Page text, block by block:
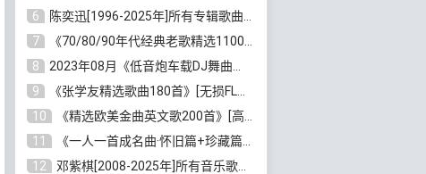
6
陈奕迅[1996-2025年]所有专辑歌曲合集[无损FLAC/MP3/48.18GB]百度云网盘下载
7
《70/80/90年代经典老歌精选1100首》[高品质MP3/320K/10GB]百度云网盘下载
8
2023年08月《低音炮车载DJ舞曲排行360首》劲爆歌曲合集[高品质MP3/320K/2.86GB]百度云网盘下载
9
《张学友精选歌曲180首》[无损FLAC/MP3/6.26GB]百度云网盘下载
10
《精选欧美金曲英文歌200首》[高品质MP3/320K/1.81GB]百度云网盘下载
11
《一人一首成名曲·怀旧篇+珍藏篇4CD》[无损WAV/DTS+高品质MP3/6.88GB]百度云网盘下载
12
邓紫棋[2008-2025年]所有音乐歌曲合集[无损FLAC/MP3/8.99GB]百度云网盘下载